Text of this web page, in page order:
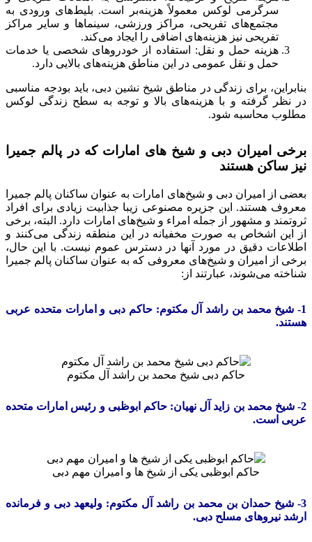
سرگرمی لوکس معمولاً هزینه‌بر است. بلیط‌های ورودی به
مجتمع‌های تفریحی، مراکز ورزشی، سینماها و سایر مراکز
تفریحی نیز هزینه‌های اضافی را ایجاد می‌کند.
هزینه حمل و نقل: استفاده از خودروهای شخصی یا خدمات
حمل و نقل عمومی در این مناطق هزینه‌های بالایی دارد.
بنابراین، برای زندگی در مناطق شیخ نشین دبی، باید بودجه مناسبی
در نظر گرفته و با هزینه‌های بالا و توجه به سطح زندگی لوکس
مطلوب محاسبه شود.
برخی امیران دبی و شیخ های امارات که در پالم جمیرا
نیز ساکن هستند
بعضی از امیران دبی و شیخ‌های امارات به عنوان ساکنان پالم جمیرا
معروف هستند. این جزیره مصنوعی زیبا جذابیت زیادی برای افراد
ثروتمند و مشهور از جمله امراء و شیخ‌های امارات دارد. البته، برخی
از این اشخاص به صورت مخفیانه در این منطقه زندگی می‌کنند و
اطلاعات دقیق در مورد آنها در دسترس عموم نیست. با این حال،
برخی از امیران و شیخ‌های معروفی که به عنوان ساکنان پالم جمیرا
شناخته می‌شوند، عبارتند از:
1- شیخ محمد بن راشد آل مکتوم: حاکم دبی و امارات متحده عربی
هستند.
حاکم دبی شیخ محمد بن راشد آل مکتوم
2- شیخ محمد بن زايد آل نهيان: حاکم ابوظبی و رئیس امارات متحده
عربی است.
حاکم ابوظبی یکی از شیخ ها و امیران مهم دبی
3- شیخ حمدان بن محمد بن راشد آل مکتوم: ولیعهد دبی و فرمانده
ارشد نیروهای مسلح دبی.